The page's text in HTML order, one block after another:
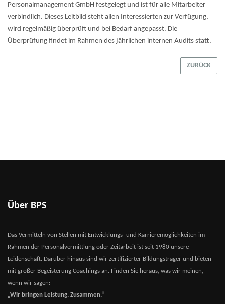
Personalmanagement GmbH festgelegt und ist für alle Mitarbeiter
verbindlich. Dieses Leitbild steht allen Interessierten zur Verfügung,
wird regelmäßig überprüft und bei Bedarf angepasst. Die
Überprüfung findet im Rahmen des jährlichen internen Audits statt.
ZURÜCK
Über BPS
Das Vermitteln von Stellen mit Entwicklungs- und Karrieremöglichkeiten im
Rahmen der Personalvermittlung oder Zeitarbeit ist seit 1980 unsere
Leidenschaft. Darüber hinaus sind wir zertifizierter Bildungsträger und bieten
mit großer Begeisterung Coachings an. Finden Sie heraus, was wir meinen,
wenn wir sagen:
„Wir bringen Leistung. Zusammen.“